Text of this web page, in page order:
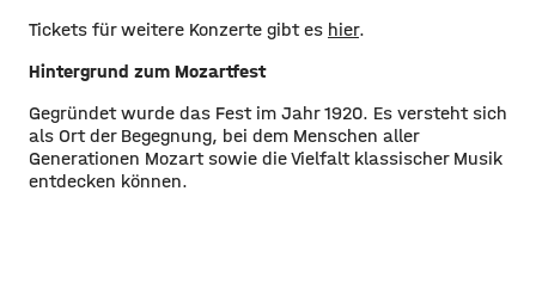
Tickets für weitere Konzerte gibt es hier.
Hintergrund zum Mozartfest
Gegründet wurde das Fest im Jahr 1920. Es versteht sich
als Ort der Begegnung, bei dem Menschen aller
Generationen Mozart sowie die Vielfalt klassischer Musik
entdecken können.